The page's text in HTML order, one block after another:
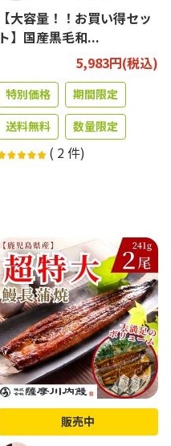
【大容量！！お買い得セッ
ト】国産黒毛和...
5,983円(税込)
特別価格
期間限定
送料無料
数量限定
訳あり ( 2件)
販売中